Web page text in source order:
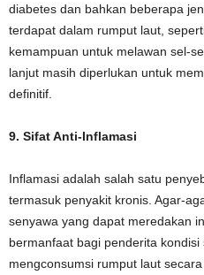
diabetes dan bahkan beberapa
terdapat dalam rumput laut,
kemampuan untuk melawan sel-
lanjut masih diperlukan untuk
definitif.
9. Sifat Anti-Inflamasi
Inflamasi adalah salah satu
termasuk penyakit kronis. Agar-
senyawa yang dapat meredakan
bermanfaat bagi penderita
mengconsumsi rumput laut